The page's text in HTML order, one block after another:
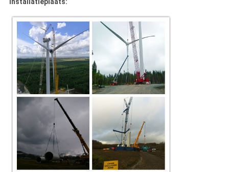
Installatieplaats: